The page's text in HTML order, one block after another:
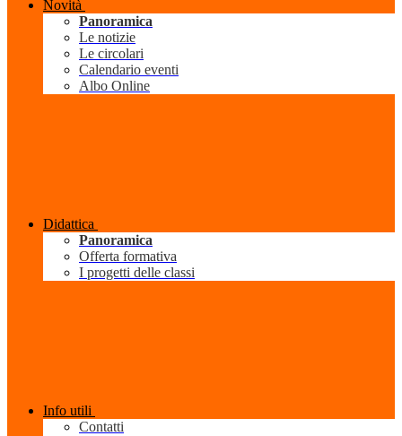
Novità
Panoramica
Le notizie
Le circolari
Calendario eventi
Albo Online
Didattica
Panoramica
Offerta formativa
I progetti delle classi
Info utili
Contatti